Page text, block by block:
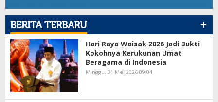
+
BERITA TERBARU
Hari Raya Waisak 2026 Jadi Bukti
Kokohnya Kerukunan Umat
Beragama di Indonesia
Minggu, 31 Mei 2026 09:04